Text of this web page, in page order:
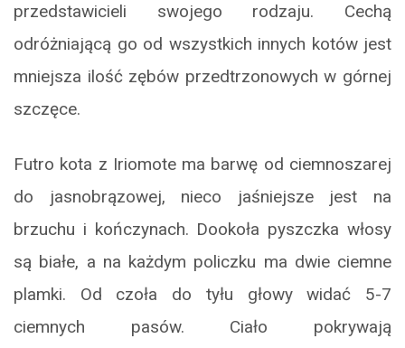
przedstawicieli swojego rodzaju. Cechą
odróżniającą go od wszystkich innych kotów jest
mniejsza ilość zębów przedtrzonowych w górnej
szczęce.
Futro kota z Iriomote ma barwę od ciemnoszarej
do jasnobrązowej, nieco jaśniejsze jest na
brzuchu i kończynach. Dookoła pyszczka włosy
są białe, a na każdym policzku ma dwie ciemne
plamki. Od czoła do tyłu głowy widać 5-7
ciemnych pasów. Ciało pokrywają